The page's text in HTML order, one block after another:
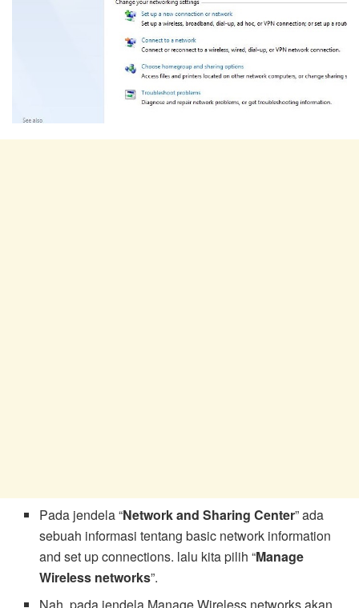
Pada jendela “Network and Sharing Center” ada
sebuah informasi tentang basic network information
and set up connections. lalu kita pilih “Manage
Wireless networks”.